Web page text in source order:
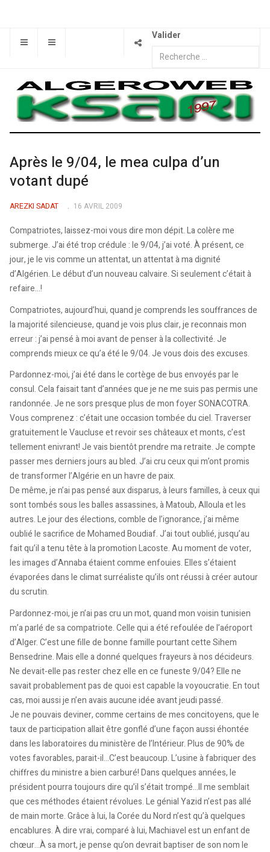
Valider
Après le 9/04, le mea culpa d’un
votant dupé
AREZKI SADAT 16 AVRIL 2009
Compatriotes, laissez-moi vous dire mon dépit. La colère me
submerge. J’ai été trop crédule : le 9/04, j’ai voté. À présent, ce
jour, je le vis comme un attentat, un attentat à ma dignité
d’Algérien. Le début d’un nouveau calvaire. Si seulement c’était à
refaire…!
Compatriotes, aujourd’hui, quand je comprends les souffrances de
la majorité silencieuse, quand je vois plus clair, je reconnais mon
erreur : j’ai pensé à moi avant de penser à la collectivité. Je
comprends mieux ce qu’a été le 9/04. Je vous dois des excuses.
Pardonnez-moi, j’ai été dans le cortège de bus envoyés par le
consul. Cela faisait tant d’années que je ne me suis pas permis une
randonnée. Je ne sors presque plus de mon foyer SONACOTRA.
Vous comprenez : c’était une occasion tombée du ciel. Traverser
gratuitement le Vaucluse et revoir ses châteaux et monts, c’est
tellement enivrant! Je vais bientôt prendre ma retraite. Je compte
passer mes derniers jours au bled. J’ai cru ceux qui m’ont promis
de transformer l’Algérie en un havre de paix.
De même, je n’ai pas pensé aux disparus, à leurs familles, à ceux qui
sont tombés sous les balles assassines, à Matoub, Alloula et les
autres. Le jour des élections, comble de l’ignorance, j’ai même
oublié le sacrifice de Mohamed Boudiaf. J’ai tout oublié, jusqu’au
fait qu’il a tenu tête à la promotion Lacoste. Au moment de voter,
les images d’Annaba étaient comme enfouies. Elles s’étaient
évaporées dans le climat surréaliste qu’ils ont réussi à créer autour
du scrutin.
Pardonnez-moi, je n’ai pas cru un mot, quand mon voisin tunisien
m’a parlé de sa compatriote. Celle qui a été refoulée de l’aéroport
d’Alger. C’est une fille de bonne famille pourtant cette Sihem
Bensedrine. Mais elle a donné quelques frayeurs à nos décideurs.
Ne devait-elle pas rester chez elle en ce funeste 9/04? Elle ne
savait probablement pas de quoi est capable la voyoucratie. En tout
cas, moi aussi je n’en avais aucune idée avant jeudi passé.
Je ne pouvais deviner, comme certains de mes concitoyens, que le
taux de participation allait être gonflé d’une façon aussi éhontée
dans les laboratoires du ministère de l’Intérieur. Plus de 90% de
votes favorables, parait-il…C’est beaucoup. L’usine à fabriquer des
chiffres du ministre a bien carburé! Dans quelques années, le
président pourra toujours dire qu’il s’était trompé…Il me semblait
que ces méthodes étaient révolues. Le génial Yazid n’est pas allé
de main morte. Grâce à lui, la Corée du Nord n’est qu’à quelques
encablures. À dire vrai, comparé à lui, Machiavel est un enfant de
chœur…À sa mort, je pense qu’on devrait baptiser de son nom le